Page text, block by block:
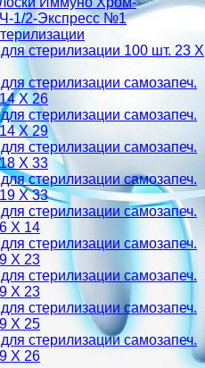
1/2-Экспресс №1
стерилизации 100 шт. 23 Х
стерилизации самозапеч.
Х 26
стерилизации самозапеч.
Х 29
стерилизации самозапеч.
Х 33
стерилизации самозапеч.
Х 33
стерилизации самозапеч.
Х 14
стерилизации самозапеч.
Х 23
стерилизации самозапеч.
Х 23
стерилизации самозапеч.
Х 25
стерилизации самозапеч.
Х 26